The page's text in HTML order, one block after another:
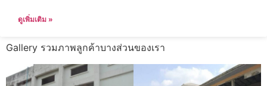
ดูเพิ่มเติม »
Gallery รวมภาพลูกค้าบางส่วนของเรา